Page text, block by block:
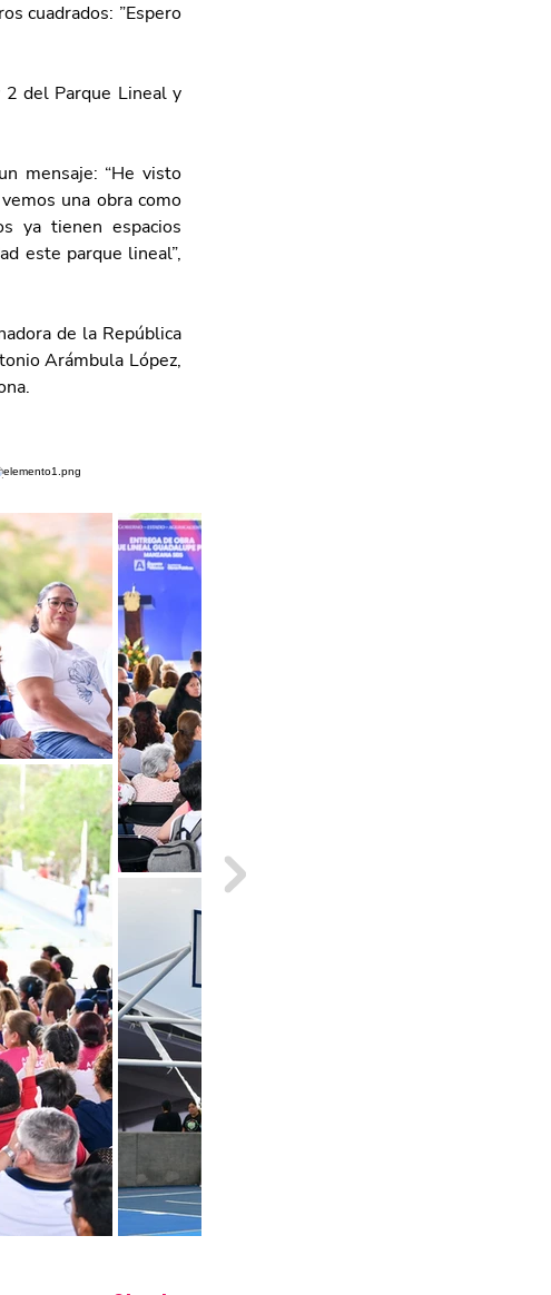
cuadrados: ”Espero
2 del Parque Lineal y
mensaje: “He visto
una obra como
ya tienen espacios
este parque lineal”,
de la República
Arámbula López,